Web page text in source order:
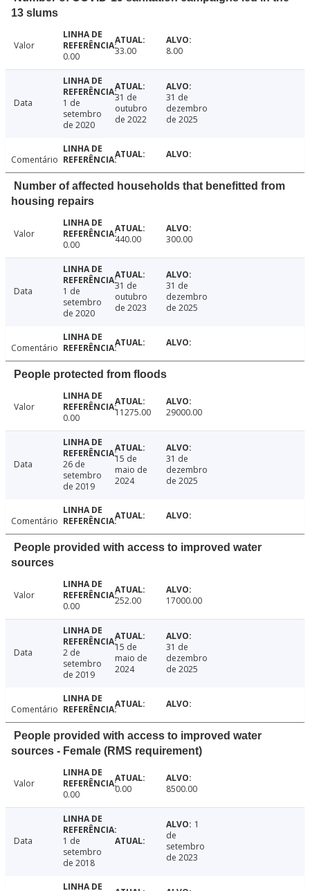
13 slums
Valor
0.00
33.00 8.00
Data
1 de
setembro
de 2020
31 de
outubro
de 2022
31 de
dezembro
de 2025
Comentário
Number of affected households that benefitted from
housing repairs
Valor
0.00
440.00 300.00
Data
1 de
setembro
de 2020
31 de
outubro
de 2023
31 de
dezembro
de 2025
Comentário
People protected from floods
Valor
0.00
11275.00 29000.00
Data
26 de
setembro
de 2019
15 de
maio de
2024
31 de
dezembro
de 2025
Comentário
People provided with access to improved water
sources
Valor
0.00
252.00 17000.00
Data
2 de
setembro
de 2019
15 de
maio de
2024
31 de
dezembro
de 2025
Comentário
People provided with access to improved water
sources - Female (RMS requirement)
Valor
0.00
0.00 8500.00
Data
1 de
setembro
de 2018
1
de
setembro
de 2023